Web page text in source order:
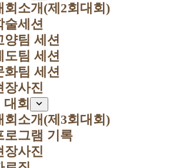
회소개(제2회대회)
술세션
양팀 세션
도팀 세션
화팀 세션
장사진
회
회소개(제3회대회)
로그램 기록
장사진